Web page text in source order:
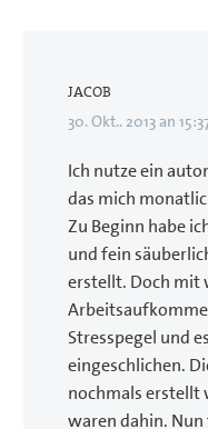
JACOB
30. Okt.. 2013 an
Ich nutze ein
das mich
Zu Beginn habe
und fein
erstellt. Doch mit
Stresspegel und
eingeschlichen.
nochmals erstellt
waren dahin. Nun